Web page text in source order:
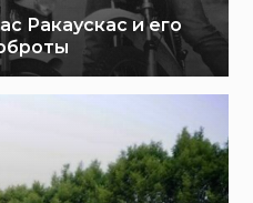
Ракаускас и его